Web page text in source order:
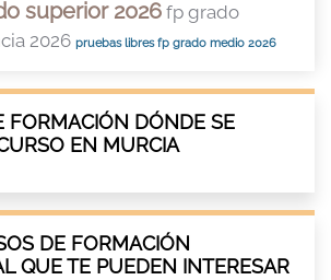
superior 2026 fp grado
2026 pruebas libres fp grado medio 2026
FORMACIÓN DÓNDE SE
EN MURCIA
DE FORMACIÓN
QUE TE PUEDEN INTERESAR